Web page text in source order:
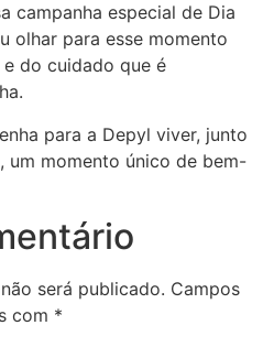
campanha especial de Dia
olhar para esse momento
do cuidado que é
para a Depyl viver, junto
um momento único de bem-
será publicado. Campos
com *